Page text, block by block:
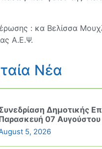
: κα Βελίσσα
Α.Ε.Ψ.
Νέα
Δημοτικής
07 Αυγούστου
5, 2026